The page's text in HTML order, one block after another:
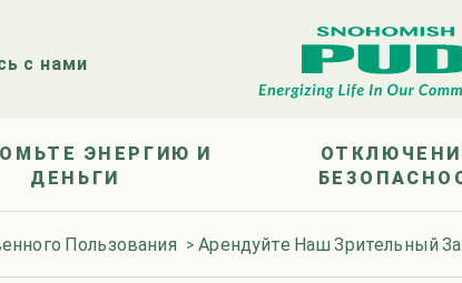
с нами
ЭНЕРГИЮ И
ДЕНЬГИ
Пользования >Арендуйте Наш Зрительный